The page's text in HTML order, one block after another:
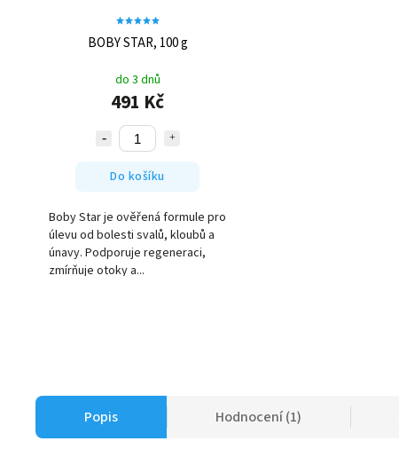
BOBY STAR, 100 g
do 3 dnů
491 Kč
Do košíku
Boby Star je ověřená formule pro
úlevu od bolesti svalů, kloubů a
únavy. Podporuje regeneraci,
zmírňuje otoky a...
Popis Hodnocení (1)